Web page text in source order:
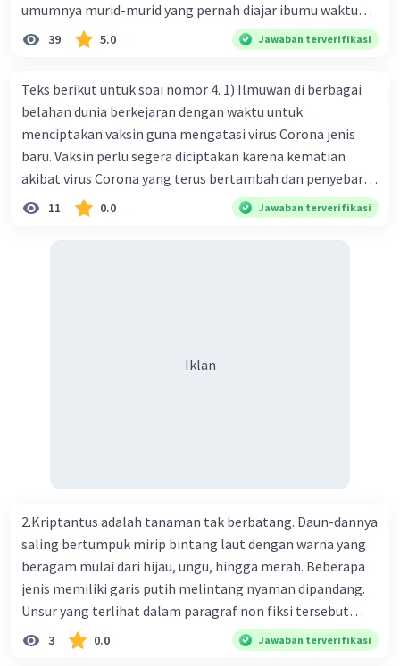
umumnya murid-murid yang pernah diajar ibumu waktu
kelas satu. Sedangkan aku? Aku waktu itu baru saja pindah
ke kota kecil ini. Makna kata bercetak tebal dalam kutipan
baik
39 5.0 Jawaban terverifikasi
Teks berikut untuk soai nomor 4. 1) Ilmuwan di berbagai
belahan dunia berkejaran dengan waktu untuk
menciptakan vaksin guna mengatasi virus Corona jenis
baru. Vaksin perlu segera diciptakan karena kematian
akibat virus Corona yang terus bertambah dan penyebaran
virus yang kian meluas. 2) Pada Jum'at (7-2-2020), Komisi
Kesehatan Nasional Cina mencatat jumlah kematian
ilmuwan bekerja dalam kecepatan penuh untuk
bersama sejumlah perusahaan biotek dan vaksin.
Beberapa waktu lalu, Kepala Laboratorium Identifikasi
Virus dari Institut Peter Doherty untuk Infeksi dan
kekebalan, Melbourne, Julian Druce, menyatakan mereka
mengembangkan virus Corona versi laboratorium dari
tubuh pasien yang terinfeksi untuk uji coba. Tanggapan
yang sesuai dengan berita tersebut adalah ... A.
11 0.0 Jawaban terverifikasi
Iklan
2.Kriptantus adalah tanaman tak berbatang. Daun-dannya
saling bertumpuk mirip bintang laut dengan warna yang
beragam mulai dari hijau, ungu, hingga merah. Beberapa
jenis memiliki garis putih melintang nyaman dipandang.
Unsur yang terlihat dalam paragraf non fiksi tersebut
adalah... A. cara menyajikan isi buku B. bahasa yang
digunakan C. tokoh dan penokohan D. penyajian alur cerita
3 0.0 Jawaban terverifikasi